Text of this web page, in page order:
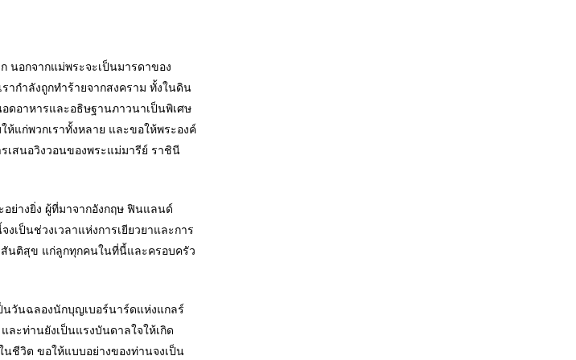
อกจากแม่พระจะเป็นมารดาของ
กำลังถูกทำร้ายจากสงคราม ทั้งในดิน
อาหารและอธิษฐานภาวนาเป็นพิเศษ
แก่พวกเราทั้งหลาย และขอให้พระองค์
เสนอวิงวอนของพระแม่มารีย์ ราชินี
างยิ่ง ผู้ที่มาจากอังกฤษ ฟินแลนด์
เป็นช่วงเวลาแห่งการเยียวยาและการ
นติสุข แก่ลูกทุกคนในที่นี้และครอบครัว
นฉลองนักบุญเบอร์นาร์ดแห่งแกลร์
ะท่านยังเป็นแรงบันดาลใจให้เกิด
ชีวิต ขอให้แบบอย่างของท่านจงเป็น